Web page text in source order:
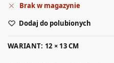
Brak w magazynie
Dodaj do polubionych
WARIANT: 12 × 13 CM